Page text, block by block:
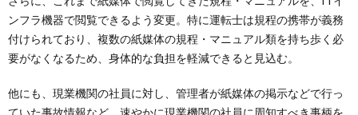
ンフラ機器で閲覧できるよう変更。特に運転士は規程の携帯が義務
付けられており、複数の紙媒体の規程・マニュアル類を持ち歩く必
要がなくなるため、身体的な負担を軽減できると見込む。
他にも、現業機関の社員に対し、管理者が紙媒体の掲示などで行っ
ていた事故情報など、速やかに現業機関の社員に周知すべき事柄を